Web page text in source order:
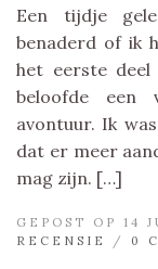
Een tijdje
benaderd of ik
het eerste
beloofde een
avontuur. Ik
dat er meer
mag zijn. […]
GEPOST OP 14
RECENSIE
/ 0